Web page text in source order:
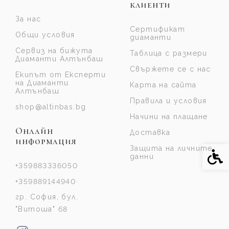
За нас
Общи условия
Сервиз на бижута
Диаманти Алтънбаш
Екипът от Експерти
на Диаманти
Алтънбаш
shop@altinbas.bg
Онлайн
информация
+359883336050
+359889144940
гр. София, бул.
"Витоша" 68
клиенти
Сертификат
диаманти
Таблица с размери
Свържете се с нас
Карта на сайта
Правила и условия
Начини на плащане
Доставка
Защита на личните
данни